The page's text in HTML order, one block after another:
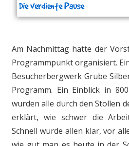
Die verdiente Pause
Am Nachmittag hatte der
Programmpunkt organisiert.
Besucherbergwerk Grube
Programm. Ein Einblick in
wurden alle durch den Stollen
erklärt, wie schwer die
Schnell wurde allen klar, vor